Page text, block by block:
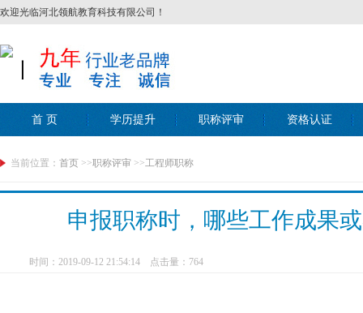
欢迎光临河北领航教育科技有限公司！
首 页 学历提升 职称评审 资格认证
当前位置： 首页 >>职称评审 >>工程师职称
申报职称时，哪些工作成果
时间：2019-09-12 21:54:14 点击量： 764